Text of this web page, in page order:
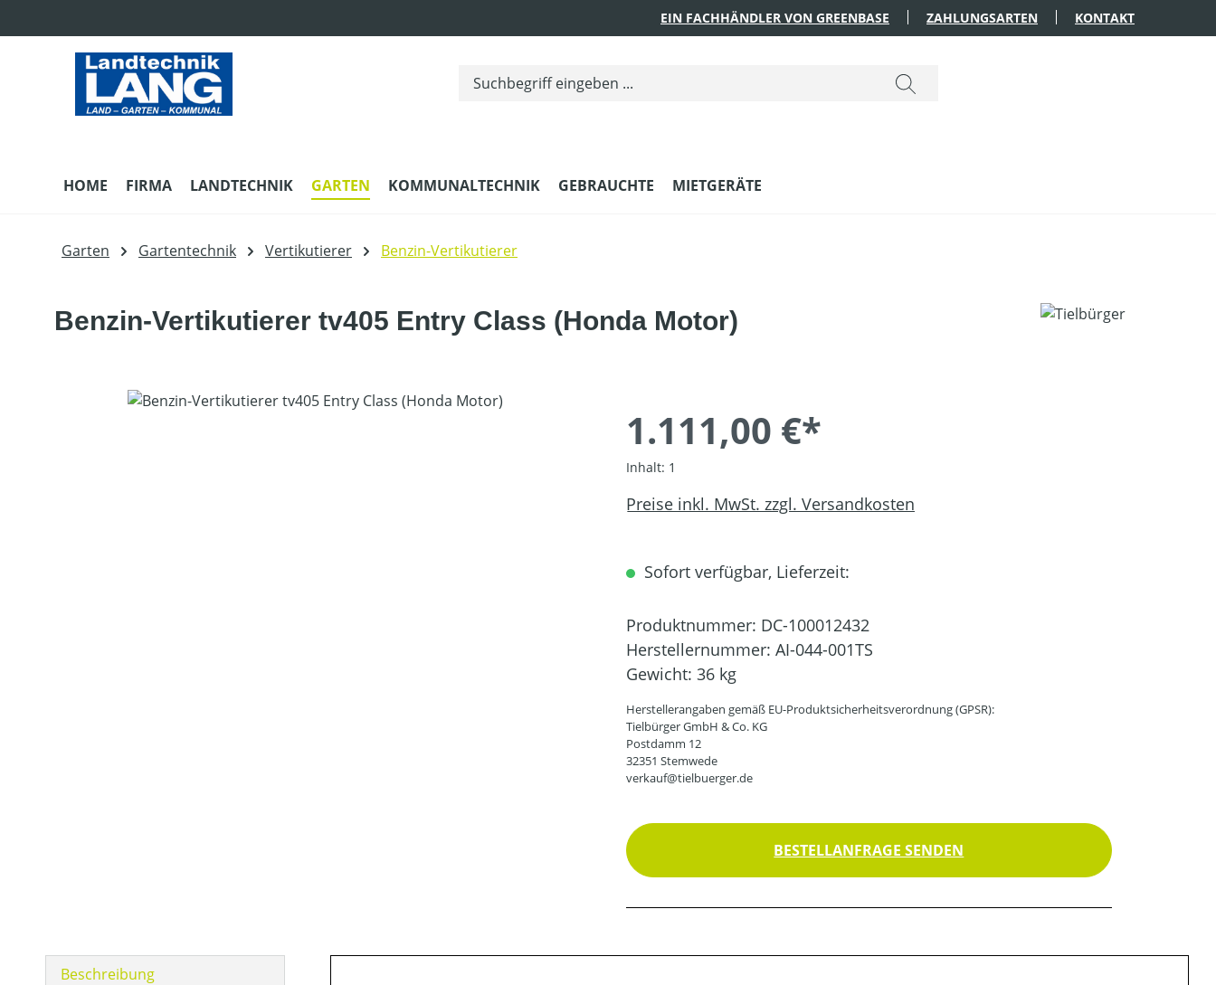
EIN FACHHÄNDLER VON GREENBASE ZAHLUNGSARTEN KONTAKT
HOME FIRMA LANDTECHNIK GARTEN KOMMUNALTECHNIK GEBRAUCHTE MIETGERÄTE
Garten Gartentechnik Vertikutierer Benzin-Vertikutierer
Benzin-Vertikutierer tv405 Entry Class (Honda Motor)
Bildergalerie überspringen
1.111,00 €*
Inhalt: 1
Preise inkl. MwSt. zzgl. Versandkosten
Sofort verfügbar, Lieferzeit:
Produktnummer: DC-100012432
Herstellernummer: AI-044-001TS
Gewicht: 36 kg
Herstellerangaben gemäß EU-Produktsicherheitsverordnung (GPSR):
Tielbürger GmbH & Co. KG
Postdamm 12
32351 Stemwede
verkauf@tielbuerger.de
BESTELLANFRAGE SENDEN
Beschreibung